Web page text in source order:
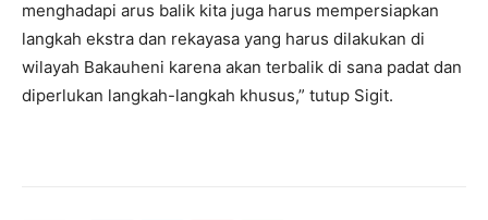
menghadapi arus balik kita juga harus mempersiapkan
langkah ekstra dan rekayasa yang harus dilakukan di
wilayah Bakauheni karena akan terbalik di sana padat dan
diperlukan langkah-langkah khusus,” tutup Sigit.